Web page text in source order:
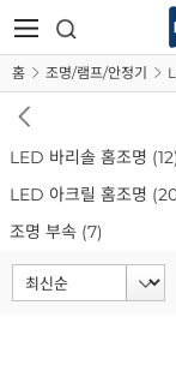
홈 조명/램프/안정기
LED 바리솔 홈조명 (12)
LED 아크릴 홈조명
조명 부속 (7)